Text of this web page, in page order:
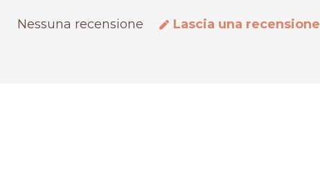
Nessuna recensione Lascia una recensione